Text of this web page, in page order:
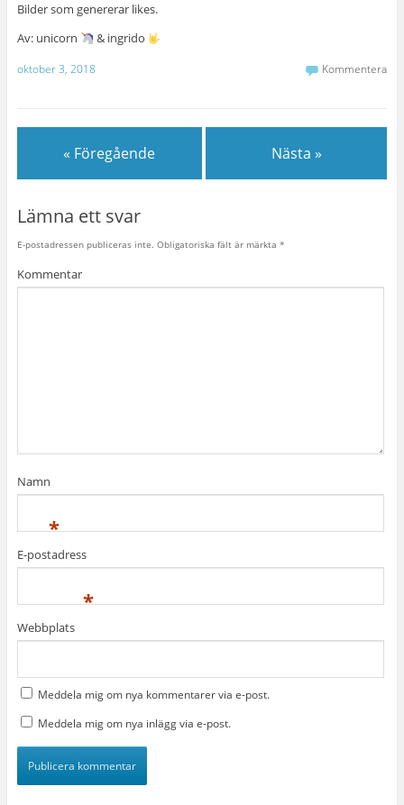
Bilder som genererar likes.
Av: unicorn
& ingrido
oktober 3, 2018 Kommentera
« Föregående Nästa »
Lämna ett svar
E-postadressen publiceras inte. Obligatoriska fält är märkta *
Kommentar
Namn
*
E-postadress
*
Webbplats
Meddela mig om nya kommentarer via e-post.
Meddela mig om nya inlägg via e-post.